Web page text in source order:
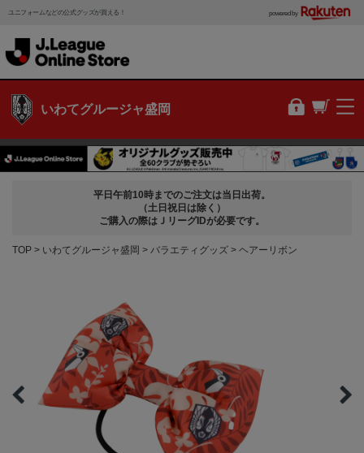
ユニフォームなどの公式グッズが買える！ powered by
いわてグルージャ盛岡
平日午前10時までのご注文は当日出荷。
（土日祝日は除く）
ご購入の際はＪリーグIDが必要です。
TOP いわてグルージャ盛岡 バラエティグッズ ヘアーリボン